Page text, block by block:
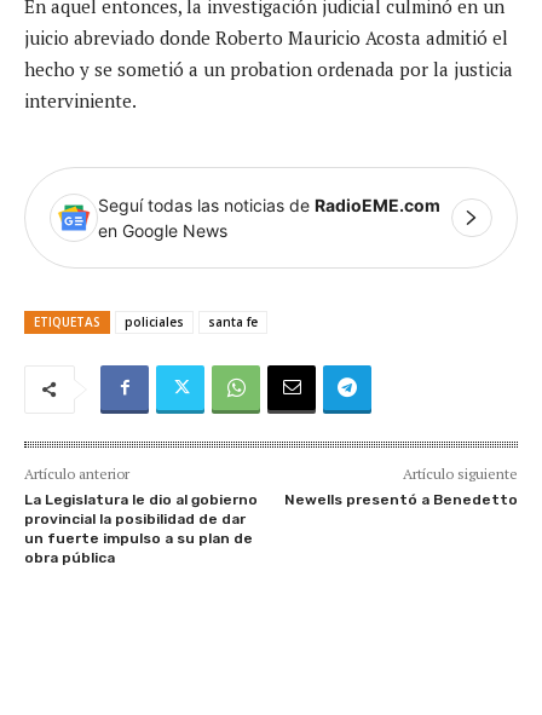
En aquel entonces, la investigación judicial culminó en un
juicio abreviado donde Roberto Mauricio Acosta admitió el
hecho y se sometió a un probation ordenada por la justicia
interviniente.
Seguí todas las noticias de RadioEME.com
en Google News
ETIQUETAS policiales santa fe
Artículo anterior
La Legislatura le dio al gobierno
provincial la posibilidad de dar
un fuerte impulso a su plan de
obra pública
Artículo siguiente
Newells presentó a Benedetto